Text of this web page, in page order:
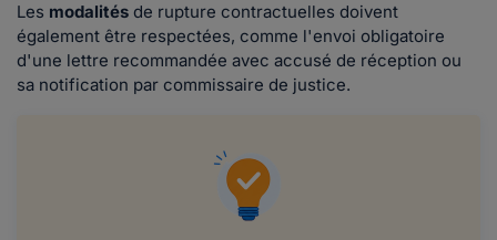
Les modalités de rupture contractuelles doivent
également être respectées, comme l'envoi obligatoire
d'une lettre recommandée avec accusé de réception ou
sa notification par commissaire de justice.